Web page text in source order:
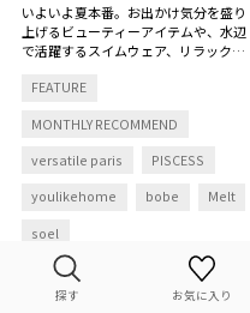
お気に入り
いよいよ夏本番。お出かけ気分を盛り
上げるビューティーアイテムや、水辺
で活躍するスイムウェア、リラックス
と心地よく、自分らしく過ごすための
FEATURE
MONTHLY RECOMMEND
versatile paris PISCESS
youlikehome bobe Melt
soel